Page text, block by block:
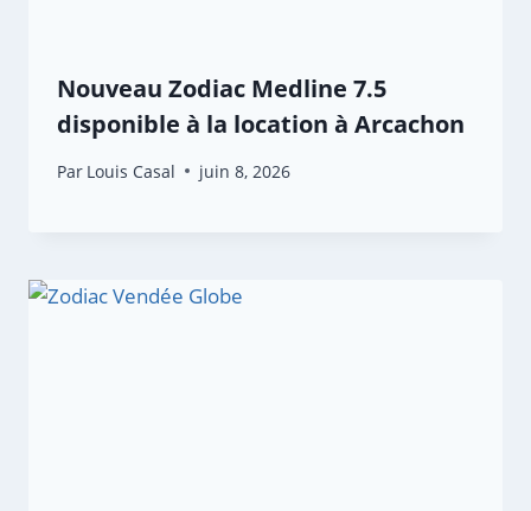
Nouveau Zodiac Medline 7.5
disponible à la location à Arcachon
Par Louis Casal juin 8, 2026